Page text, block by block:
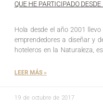
QUE HE PARTICIPADO
Hola desde el año 2001
emprendedores a diseñar y
hoteleros en la Naturaleza,
LEER MÁS »
19 de octubre de 2017